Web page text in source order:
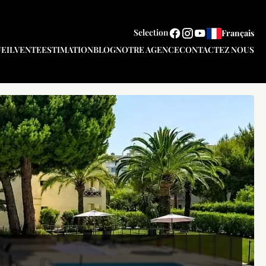
Selection
Français
VENTEESTIMATIONBLOGNOTRE AGENCECONTACTEZ NOUS